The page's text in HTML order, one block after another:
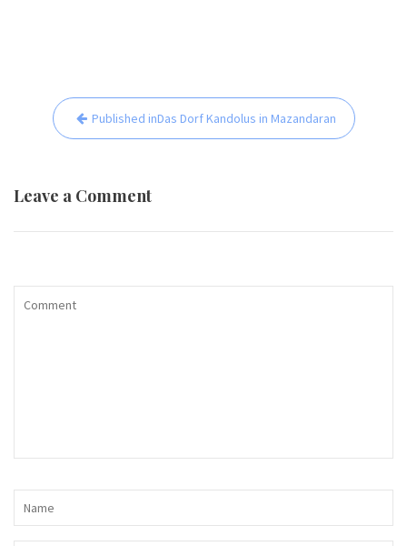
Beitrags-
Navigation
Published inDas Dorf Kandolus in Mazandaran
Leave a Comment